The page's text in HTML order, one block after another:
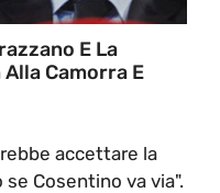
E La
Camorra E
accettare la
se Cosentino va via".